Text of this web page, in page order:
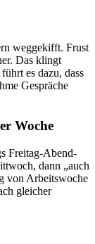
weggekifft. Frust
Das klingt
es dazu, dass
Gespräche
Woche
Freitag-Abend-
dann „auch
von Arbeitswoche
gleicher